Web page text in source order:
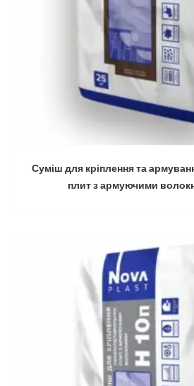
Суміш для кріплення та
плит з армуючими